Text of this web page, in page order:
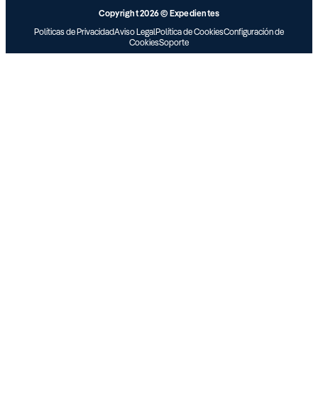
Copyright 2026 © Expedientes
Políticas de PrivacidadAviso LegalPolítica de CookiesConfiguración de
CookiesSoporte